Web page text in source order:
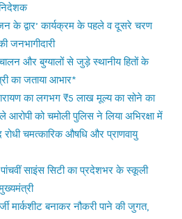
द्वार’ कार्यक्रम के पहले व दूसरे चरण
जनभागीदारी
और बुग्यालों से जुड़े स्थानीय हितों के
का जताया आभार*
का लगभग ₹5 लाख मूल्य का सोने का
को चमोली पुलिस ने लिया अभिरक्षा में
चमत्कारिक औषधि और प्राणवायु
साइंस सिटी का प्रदेशभर के स्कूली
मार्कशीट बनाकर नौकरी पाने की जुगत,